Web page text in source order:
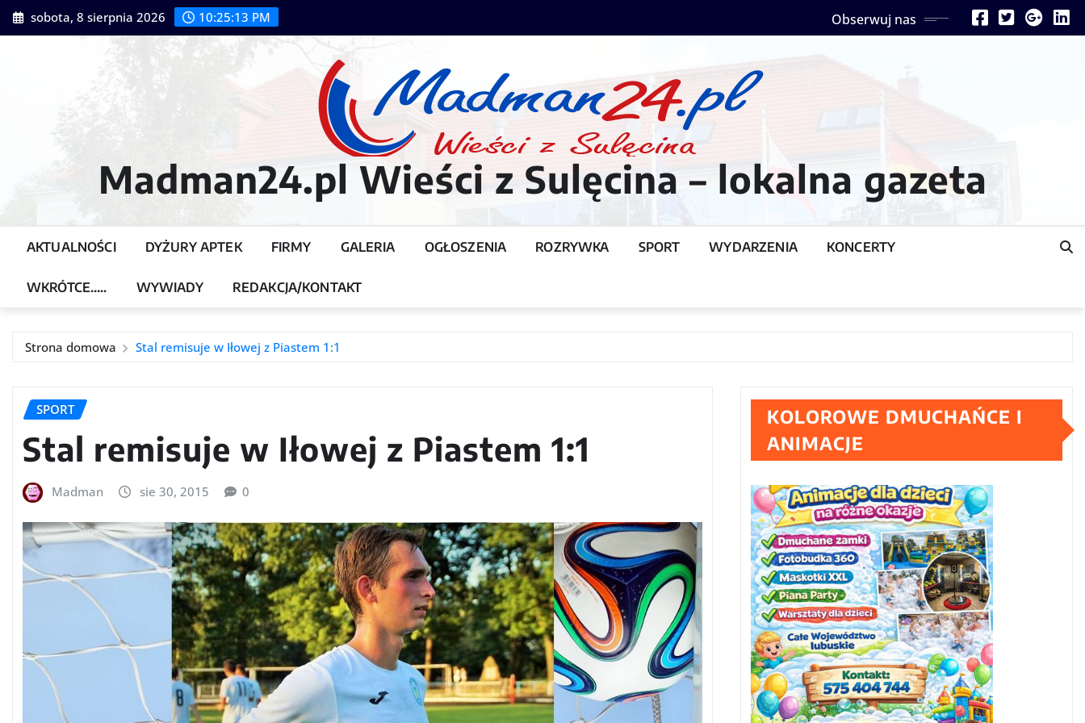
Przejdź
do
sobota, 8 sierpnia 2026 10:25:14 PM Obserwuj nas
Madman24.pl Wieści z Sulęcina – lokalna gazeta
AKTUALNOŚCI DYŻURY APTEK FIRMY GALERIA OGŁOSZENIA ROZRYWKA SPORT WYDARZENIA KONCERTY
WKRÓTCE….. WYWIADY REDAKCJA/KONTAKT
Strona domowa Stal remisuje w Iłowej z Piastem 1:1
SPORT
Stal remisuje w Iłowej z Piastem 1:1
Madman sie 30, 2015 0
KOLOROWE DMUCHAŃCE I
ANIMACJE